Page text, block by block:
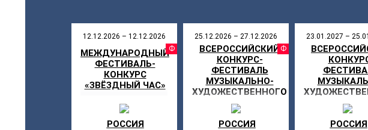
12.12.2026 – 12.12.2026
ФЕСТИВАЛЬ
МЕЖДУНАРОДНЫЙ
ФЕСТИВАЛЬ-
КОНКУРС
«ЗВЁЗДНЫЙ ЧАС»
РОССИЯ
25.12.2026 – 27.12.2026
ВСЕРОССИЙСКИЙ
КОНКУРС-
ФЕСТИВАЛЬ
МУЗЫКАЛЬНО-
ХУДОЖЕСТВЕННОГО
ТВОРЧЕСТВА «МОЯ
ЗВЕЗДА»
РОССИЯ
23.01.2027 –
ЗВЕЗДА»
РОССИЯ